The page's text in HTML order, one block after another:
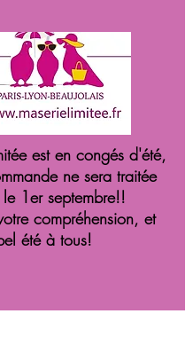
est en congés d'été,
ne sera traitée
1er septembre!!
compréhension, et
été à tous!